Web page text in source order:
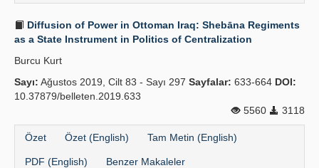
Diffusion of Power in Ottoman Iraq: Shebāna Regiments
as a State Instrument in Politics of Centralization
Burcu Kurt
Sayı: Ağustos 2019, Cilt 83 - Sayı 297 Sayfalar: 633-664 DOI:
10.37879/belleten.2019.633
5560
3118
Özet Özet (English) Tam Metin (English)
PDF (English) Benzer Makaleler